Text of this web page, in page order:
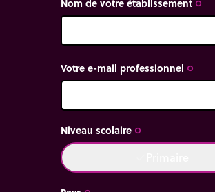
Nom de votre établissement trip_origin
Votre e-mail professionnel trip_origin
Niveau scolaire trip_origin